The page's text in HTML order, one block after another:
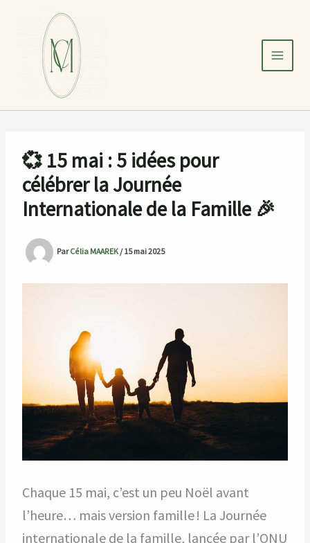
💞 15 mai : 5 idées pour
célébrer la Journée
Internationale de la Famille 🎉
ParCélia MAAREK/15 mai 2025
Chaque 15 mai, c’est un peu Noël avant
l’heure… mais version famille ! La Journée
internationale de la famille, lancée par l’ONU